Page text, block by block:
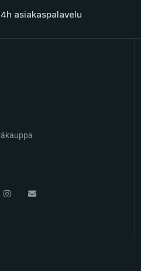
asiakaspalavelu